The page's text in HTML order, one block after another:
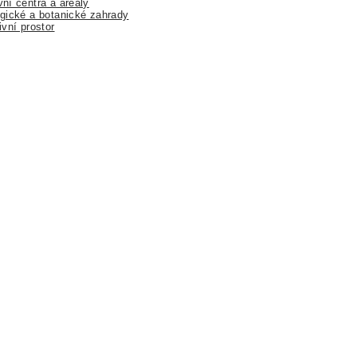
centra a areály
a botanické zahrady
prostor